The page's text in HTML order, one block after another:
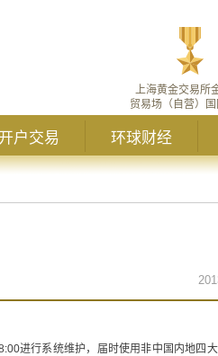
上海黄金交易所
贸易场（自营）
户交易 环球财经
进行系统维护，届时使用非中国内地四